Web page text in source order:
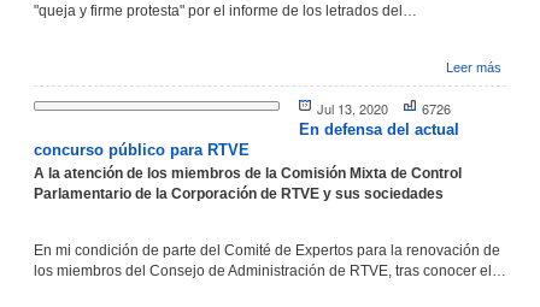
"queja y firme protesta" por el informe de los letrados del…
Leer más
Jul 13, 2020 6726
En defensa del actual
concurso público para RTVE
A la atención de los miembros de la Comisión Mixta de Control
Parlamentario de la Corporación de RTVE y sus sociedades
En mi condición de parte del Comité de Expertos para la renovación de
los miembros del Consejo de Administración de RTVE, tras conocer el…